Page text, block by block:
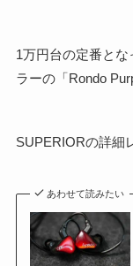
1万円台の定番と
ラーの「Rondo
SUPERIORの詳細
あわせて読みたい